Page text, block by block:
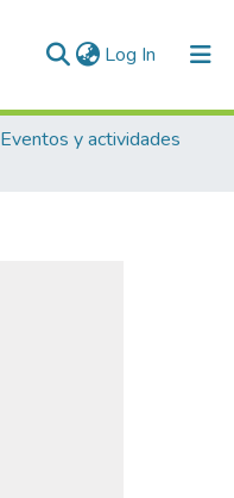
Log In (current)
Eventos y actividades